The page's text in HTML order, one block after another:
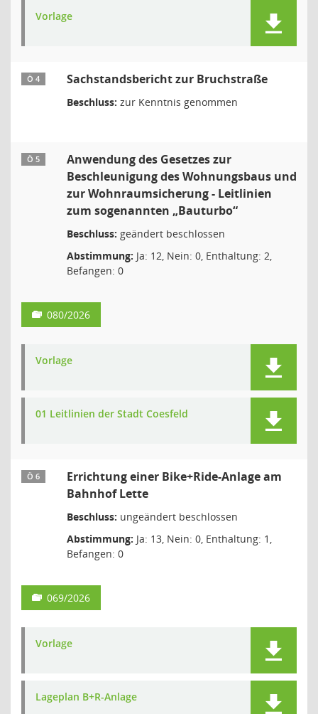
Vorlage
Ö 4 Sachstandsbericht zur Bruchstraße
Beschluss: zur Kenntnis genommen
Ö 5
Anwendung des Gesetzes zur
Beschleunigung des Wohnungsbaus und
zur Wohnraumsicherung - Leitlinien
zum sogenannten „Bauturbo“
Beschluss: geändert beschlossen
Abstimmung: Ja: 12, Nein: 0, Enthaltung: 2,
Befangen: 0
080/2026
Vorlage
01 Leitlinien der Stadt Coesfeld
Ö 6
Errichtung einer Bike+Ride-Anlage am
Bahnhof Lette
Beschluss: ungeändert beschlossen
Abstimmung: Ja: 13, Nein: 0, Enthaltung: 1,
Befangen: 0
069/2026
Vorlage
Lageplan B+R-Anlage